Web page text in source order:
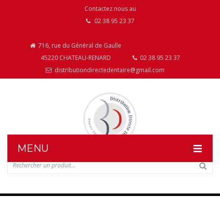
Contactez nous au
02 38 95 23 37
716, rue du Général de Gaulle
45220 CHATEAU-RENARD
02 38 95 23 37
distributiondirectedentaire@gmail.com
MENU
NOS PRODUITS